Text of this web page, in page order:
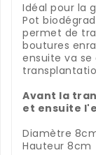
Idéal pour la
Pot
permet de
boutures
ensuite va
Avant la
et ensuite
Diamètre
Hauteur 8cm